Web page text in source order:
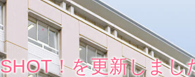
！を更新しまし